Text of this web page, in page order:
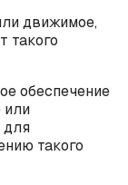
движимое,
такого
обеспечение
или
для
такого